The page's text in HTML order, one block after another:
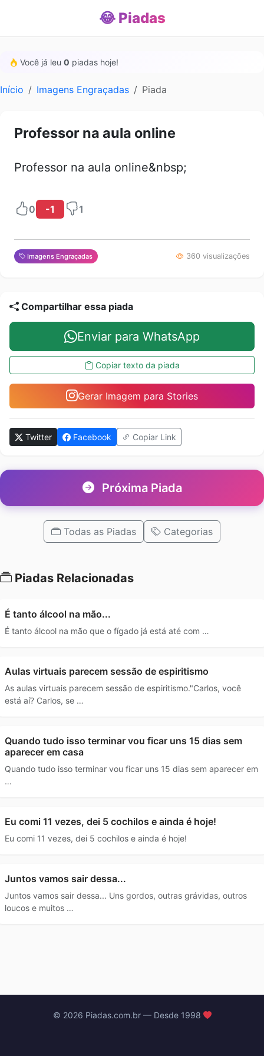
😂 Piadas
Você já leu 0 piadas hoje!
Início Imagens Engraçadas Piada
Professor na aula online
Professor na aula online&nbsp;
0 -1 1
Imagens Engraçadas 360 visualizações
Compartilhar essa piada
Enviar para WhatsApp
Copiar texto da piada
Gerar Imagem para Stories
Twitter Facebook Copiar Link
Próxima Piada
Todas as Piadas Categorias
Piadas Relacionadas
É tanto álcool na mão...
É tanto álcool na mão que o fígado já está até com …
Aulas virtuais parecem sessão de espiritismo
As aulas virtuais parecem sessão de espiritismo."Carlos, você
está aí? Carlos, se …
Quando tudo isso terminar vou ficar uns 15 dias sem
aparecer em casa
Quando tudo isso terminar vou ficar uns 15 dias sem aparecer em
…
Eu comi 11 vezes, dei 5 cochilos e ainda é hoje!
Eu comi 11 vezes, dei 5 cochilos e ainda é hoje!
Juntos vamos sair dessa...
Juntos vamos sair dessa... Uns gordos, outras grávidas, outros
loucos e muitos …
© 2026 Piadas.com.br — Desde 1998